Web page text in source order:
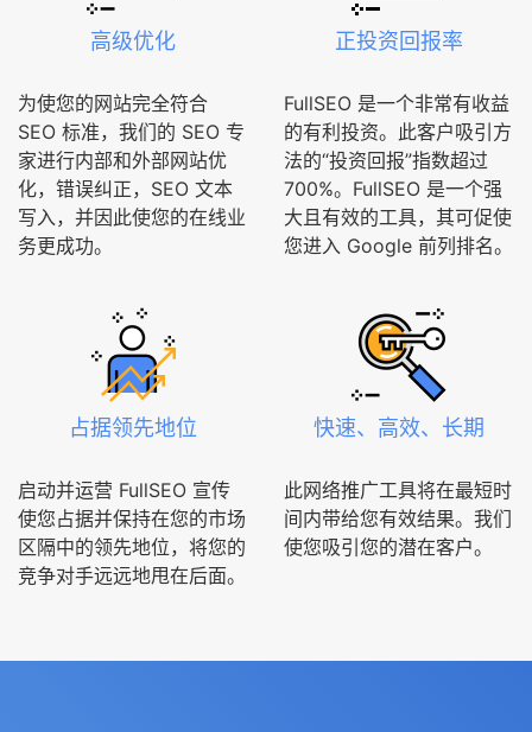
高级优化
为使您的网站完全符合
SEO 标准，我们的 SEO 专
家进行内部和外部网站优
化，错误纠正，SEO 文本
写入，并因此使您的在线业
务更成功。
正投资回报率
FullSEO 是一个非常有收益
的有利投资。此客户吸引方
法的“投资回报”指数超过
700%。FullSEO 是一个强
大且有效的工具，其可促使
您进入 Google 前列排名。
占据领先地位
启动并运营 FullSEO 宣传
使您占据并保持在您的市场
区隔中的领先地位，将您的
竞争对手远远地甩在后面。
快速、高效、长期
此网络推广工具将在最短时
间内带给您有效结果。我们
使您吸引您的潜在客户。